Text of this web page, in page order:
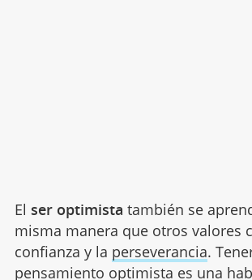
El ser optimista también se
misma manera que otros valores
confianza y la perseverancia.
pensamiento optimista es una